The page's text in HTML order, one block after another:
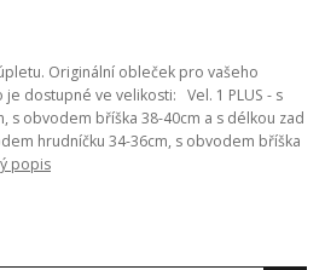
Originální obleček pro vašeho
je dostupné ve velikosti: Vel. 1 PLUS - s
s obvodem bříška 38-40cm a s délkou zad
hrudníčku 34-36cm, s obvodem bříška
popis